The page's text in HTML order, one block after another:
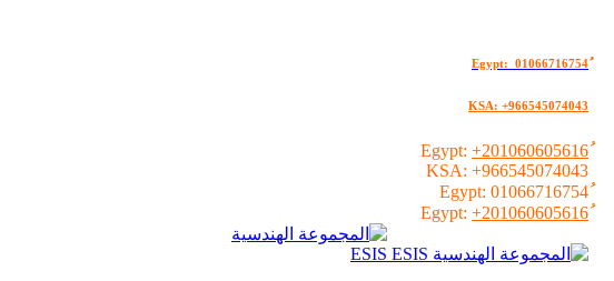
KSA: +966545074043
+201060605616
KSA: +966545074043
01066716754
+201060605616